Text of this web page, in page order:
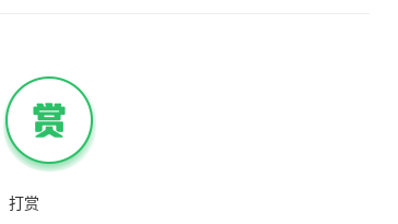
打赏